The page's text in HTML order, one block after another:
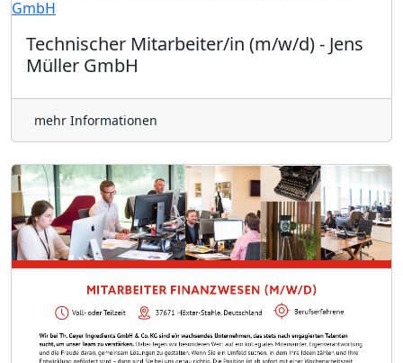
Technischer Mitarbeiter/in (m/w/d) - Jens
Müller GmbH
mehr Informationen